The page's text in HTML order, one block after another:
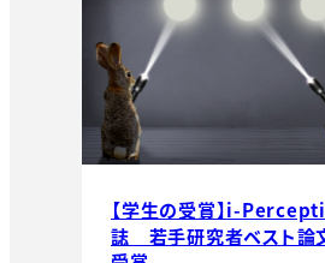
【学生の受賞】i-
誌 若手研究者ベスト論